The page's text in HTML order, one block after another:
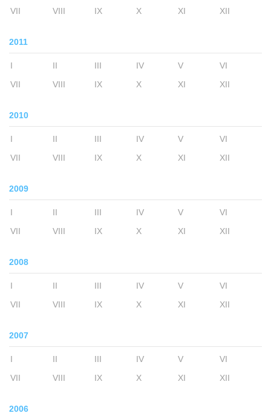
VII
VIII IX X XI XII
2011
I II III IV V
VI
VII
VIII IX X XI XII
2010
I II III IV V
VI
VII
VIII IX X XI XII
2009
I II III IV V
VI
VII
VIII IX X XI XII
2008
I II III IV V
VI
VII
VIII IX X XI XII
2007
I II III IV V
VI
VII
VIII IX X XI XII
2006